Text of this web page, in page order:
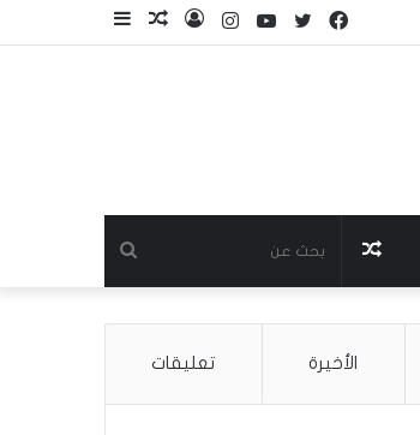
مقالتسجيلانستقراميوتيوب تويتر
فيسبوك
عن
مقال
عشوائي
الأخيرة تعليقات